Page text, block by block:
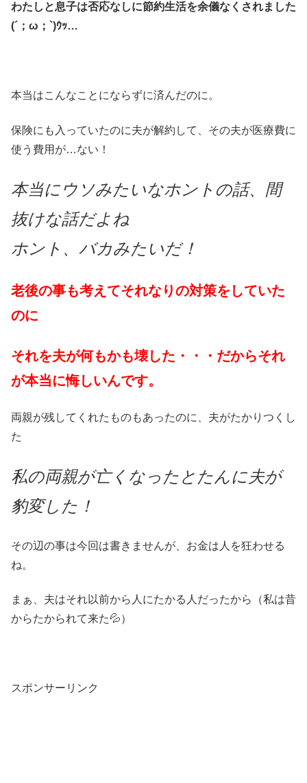
わたしと息子は否応なしに節約生活を余儀なくされました
(´；ω；`)ｳｯ…
本当はこんなことにならずに済んだのに。
保険にも入っていたのに夫が解約して、その夫が医療費に
使う費用が…ない！
本当にウソみたいなホントの話、間
抜けな話だよね
ホント、バカみたいだ！
老後の事も考えてそれなりの対策をしていた
のに
それを夫が何もかも壊した・・・だからそれ
が本当に悔しいんです。
両親が残してくれたものもあったのに、夫がたかりつくし
た
私の両親が亡くなったとたんに夫が
豹変した！
その辺の事は今回は書きませんが、お金は人を狂わせる
ね。
まぁ、夫はそれ以前から人にたかる人だったから（私は昔
からたかられて来た💦）
スポンサーリンク